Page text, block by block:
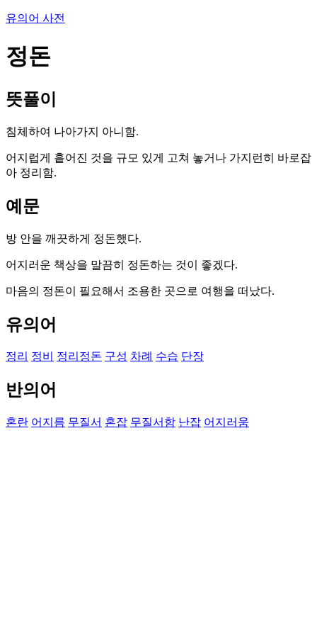
유의어 사전
정돈
뜻풀이
침체하여 나아가지 아니함.
어지럽게 흩어진 것을 규모 있게 고쳐 놓거나 가지런히 바로잡
아 정리함.
예문
방 안을 깨끗하게 정돈했다.
어지러운 책상을 말끔히 정돈하는 것이 좋겠다.
마음의 정돈이 필요해서 조용한 곳으로 여행을 떠났다.
유의어
정리 정비 정리정돈 구성 차례 수습 단장
반의어
혼란 어지름 무질서 혼잡 무질서함 난잡 어지러움